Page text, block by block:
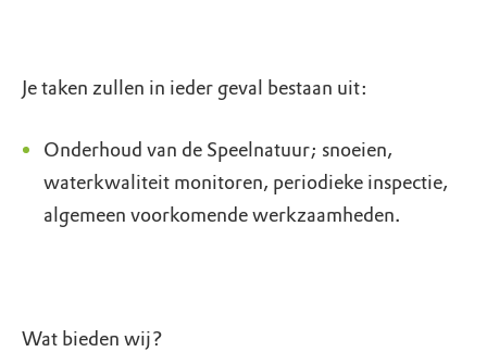
Je taken zullen in ieder geval bestaan uit:
Onderhoud van de Speelnatuur; snoeien,
waterkwaliteit monitoren, periodieke inspectie,
algemeen voorkomende werkzaamheden.
Wat bieden wij?